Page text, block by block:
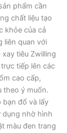
phẩm cần
chất liệu tạo
khỏe của cả
liên quan với
tiêu Zwilling
tiếp lên các
cao cấp,
theo ý muốn.
bạn đổ và lấy
dụng nhờ hình
màu đen trang